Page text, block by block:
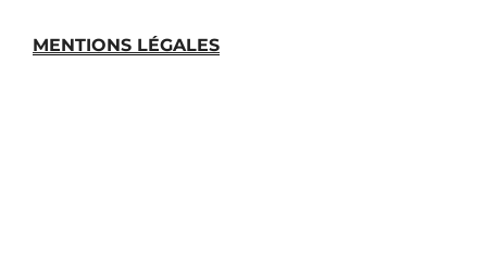
MENTIONS LÉGALES